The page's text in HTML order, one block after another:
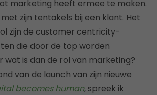
marketing heeft ermee te maken.
zijn tentakels bij een klant. Het
zijn de customer centricity-
die door de top worden
wat is dan de rol van marketing?
van de launch van zijn nieuwe
becomes human, spreek ik